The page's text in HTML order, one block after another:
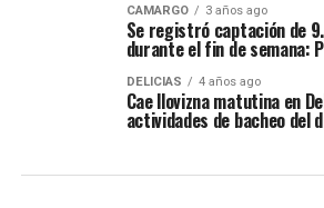
CAMARGO 3 años ago
Se registró captación de
durante el fin de semana:
DELICIAS 4 años ago
Cae llovizna matutina en
actividades de bacheo del